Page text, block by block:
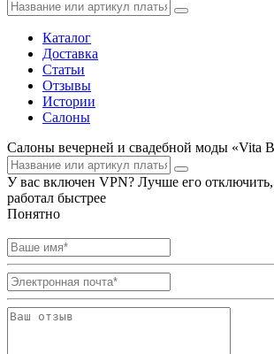
Каталог
Доставка
Статьи
Отзывы
Истории
Салоны
Салоны вечерней и свадебной моды «Vita
У вас включен VPN? Лучше его
работал быстрее
Понятно